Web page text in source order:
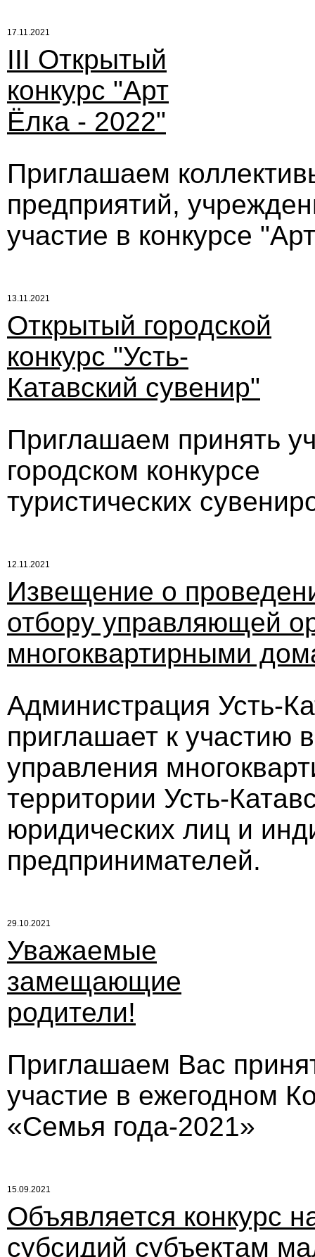
17.11.2021
III Открытый
конкурс "Арт
Ёлка - 2022"
Приглашаем
предприятий,
участие в конкурсе
13.11.2021
Открытый городской
конкурс "Усть-
Катавский сувенир"
Приглашаем принять
городском конкурсе
туристических
12.11.2021
Извещение о
отбору управляющей
многоквартирными
Администрация Усть-
приглашает к участию
управления
территории Усть-
юридических лиц и
предпринимателей.
29.10.2021
Уважаемые
замещающие
родители!
Приглашаем Вас
участие в ежегодном
«Семья года-2021»
15.09.2021
Объявляется конкурс
субсидий субъектам